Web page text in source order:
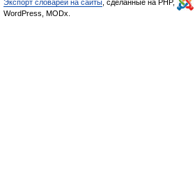
Экспорт словарей на сайты , сделанные на PHP,
WordPress, MODx.